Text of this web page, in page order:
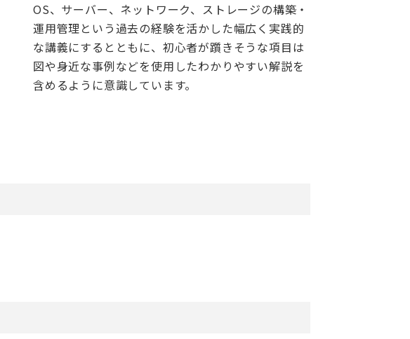
OS、サーバー、ネットワーク、ストレージの構築・
運用管理という過去の経験を活かした幅広く実践的
な講義にするとともに、初心者が躓きそうな項目は
図や身近な事例などを使用したわかりやすい解説を
含めるように意識しています。